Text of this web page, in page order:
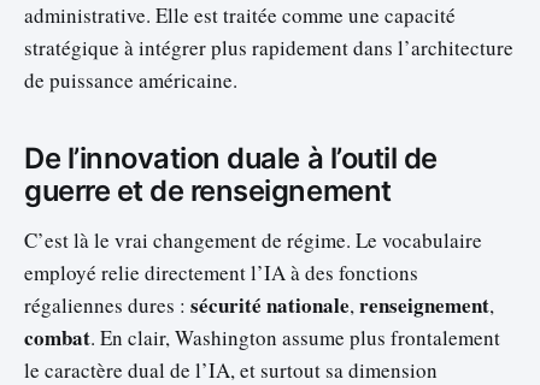
administrative. Elle est traitée comme une capacité
stratégique à intégrer plus rapidement dans l’architecture
de puissance américaine.
De l’innovation duale à l’outil de
guerre et de renseignement
C’est là le vrai changement de régime. Le vocabulaire
employé relie directement l’IA à des fonctions
régaliennes dures : sécurité nationale,renseignement,
combat. En clair, Washington assume plus frontalement
le caractère dual de l’IA, et surtout sa dimension